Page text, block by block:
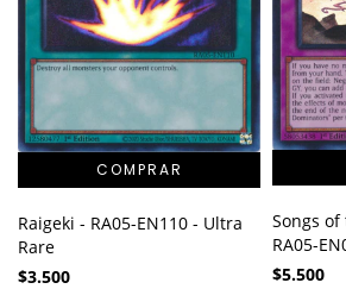
Raigeki - RA05-EN110 - Ultra
Rare
$3.500
Songs
RA05-
$5.500